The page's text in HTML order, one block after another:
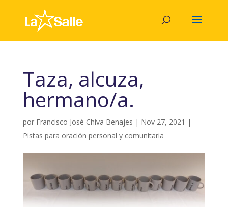
Taza, alcuza,
hermano/a.
por Francisco José Chiva Benajes | Nov 27, 2021 |
Pistas para oración personal y comunitaria